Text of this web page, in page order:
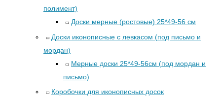
полимент)
Доски мерные (ростовые) 25*49-56 см
Доски иконописные с левкасом (под письмо и
мордан)
Мерные доски 25*49-56см (под мордан и
письмо)
Коробочки для иконописных досок